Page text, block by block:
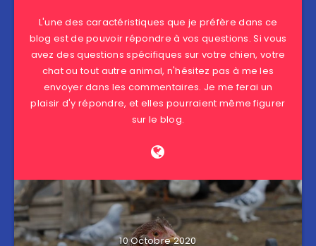
L'une des caractéristiques que je préfère dans ce
blog est de pouvoir répondre à vos questions. Si vous
avez des questions spécifiques sur votre chien, votre
chat ou tout autre animal, n'hésitez pas à me les
envoyer dans les commentaires. Je me ferai un
plaisir d'y répondre, et elles pourraient même figurer
sur le blog.
10 Octobre 2020